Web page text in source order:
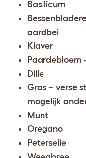
Basilicum
aardbei
Klaver
Paardebloem
Dille
Gras – verse
mogelijk
Munt
Oregano
Peterselie